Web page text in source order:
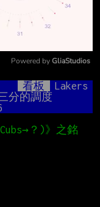
Mute
Powered by GliaStudios
看板
Lakers
分的調度
？)》之銘